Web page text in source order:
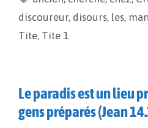
discoureur, disours, les,
Tite, Tite 1
Le paradis est un lieu
gens préparés (Jean